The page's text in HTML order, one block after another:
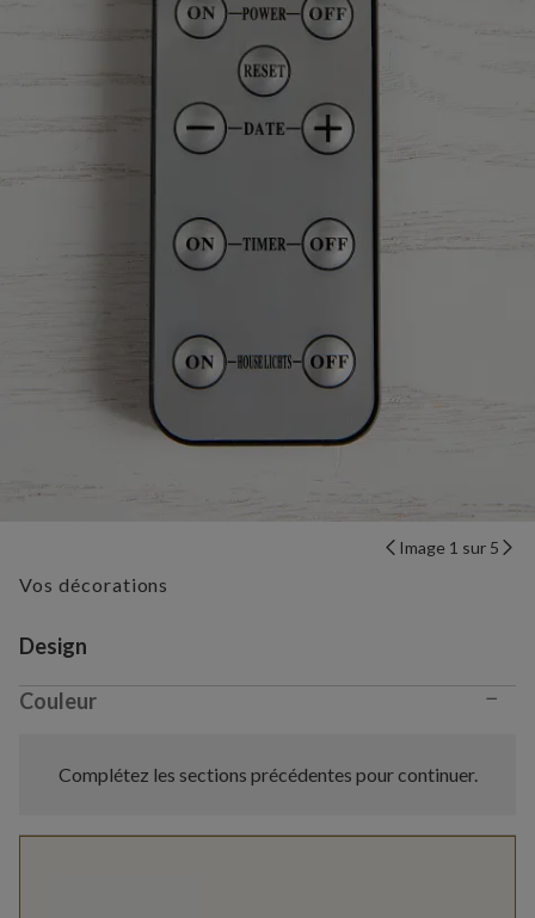
Image 1 sur 5
Vos décorations
Variant selection
Design
Couleur −
Complétez les sections précédentes pour continuer.